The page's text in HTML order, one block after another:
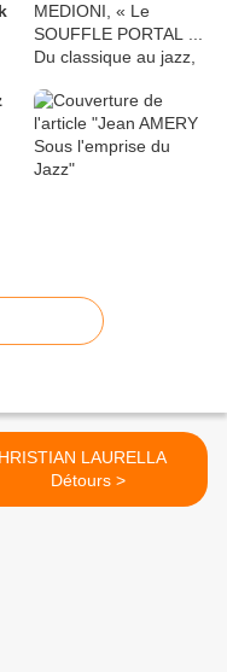
LAURELLA
Détours >